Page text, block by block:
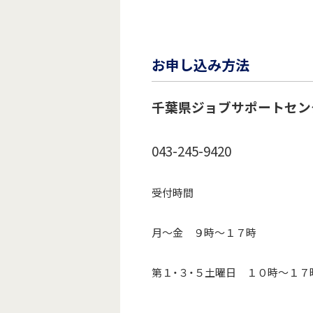
お申し込み方法
千葉県ジョブサポートセ
043-245-9420
受付時間
月～金 ９時～１７時
第１・３・５土曜日 １０時～１７